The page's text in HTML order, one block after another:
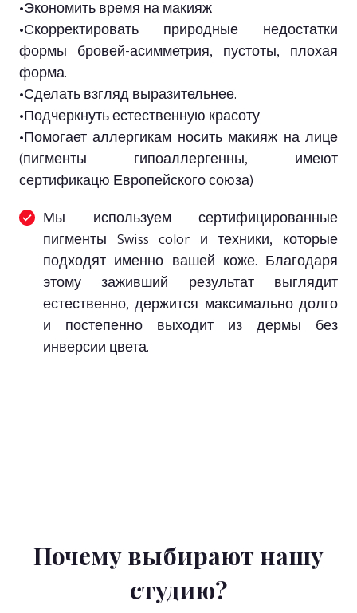
•Экономить время на макияж
•Скорректировать природные недостатки
формы бровей-асимметрия, пустоты, плохая
форма.
•Сделать взгляд выразительнее.
•Подчеркнуть естественную красоту
•Помогает аллергикам носить макияж на лице
(пигменты гипоаллергенны, имеют
сертификацю Европейского союза)
Мы используем сертифицированные
пигменты Swiss color и техники, которые
подходят именно вашей коже. Благодаря
этому заживший результат выглядит
естественно, держится максимально долго
и постепенно выходит из дермы без
инверсии цвета.
Почему выбирают нашу
студию?